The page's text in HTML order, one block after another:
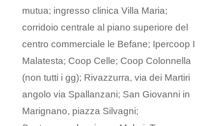
mutua; ingresso clinica Villa Maria;
corridoio centrale al piano superiore del
centro commerciale le Befane; Ipercoop I
Malatesta; Coop Celle; Coop Colonnella
(non tutti i gg); Rivazzurra, via dei Martiri
angolo via Spallanzani; San Giovanni in
Marignano, piazza Silvagni;